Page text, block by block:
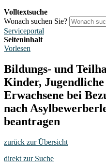
Volltextsuche
Wonach suchen Sie?
Serviceportal
Seiteninhalt
Vorlesen
Bildungs- und
Kinder,
Erwachsene bei
nach
beantragen
zurück zur Übersicht
direkt zur Suche